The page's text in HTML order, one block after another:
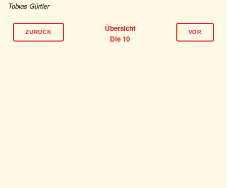
Tobias Gürtler
ZURÜCK
Übersicht
Die 10
VOR